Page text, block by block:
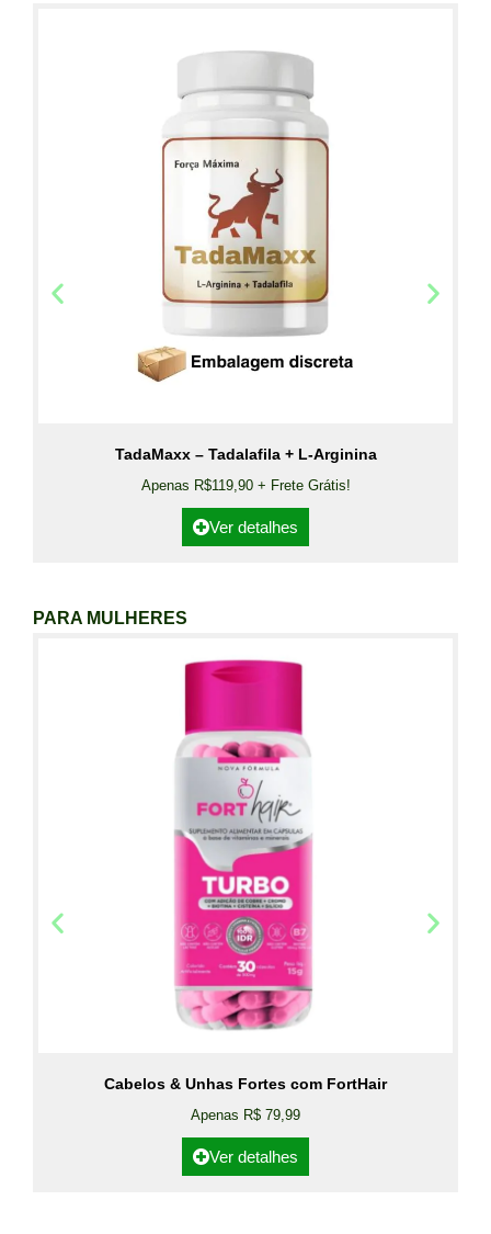
TadaMaxx – Tadalafila + L-Arginina
Apenas R$119,90 + Frete Grátis!
Ver detalhes
PARA MULHERES
Cabelos & Unhas Fortes com FortHair
Apenas R$ 79,99
Ver detalhes